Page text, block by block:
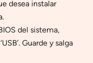
desea instalar
del sistema,
Guarde y salga